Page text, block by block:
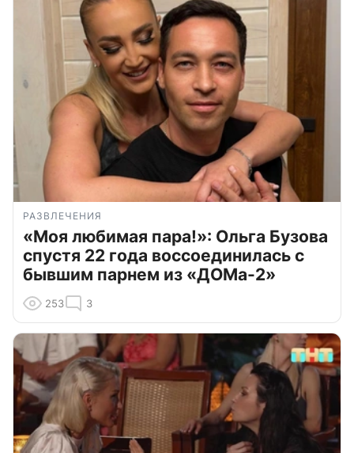
РАЗВЛЕЧЕНИЯ
«Моя любимая пара!»: Ольга Бузова
спустя 22 года воссоединилась с
бывшим парнем из «ДОМа-2»
253 3